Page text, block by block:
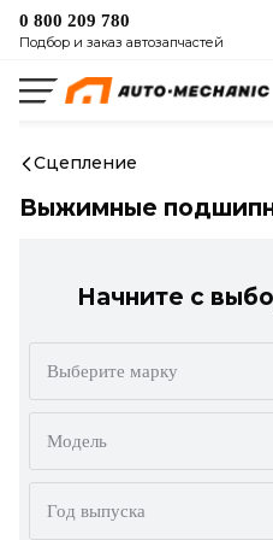
0 800 209 780
Подбор и заказ автозапчастей
Сцепление
Выжимные
Начните с
Выберите марку
ALFA ROMEO
AUDI
Модель
Год выпуска